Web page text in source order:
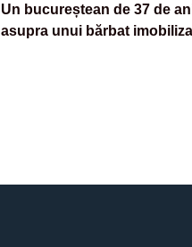
Un bucureștean de 37 de
asupra unui bărbat